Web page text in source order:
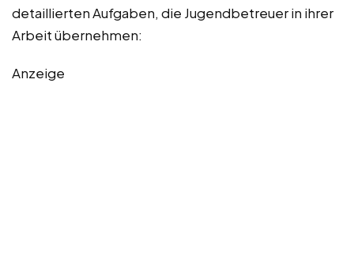
detaillierten Aufgaben, die Jugendbetreuer in ihrer
Arbeit übernehmen:
Anzeige